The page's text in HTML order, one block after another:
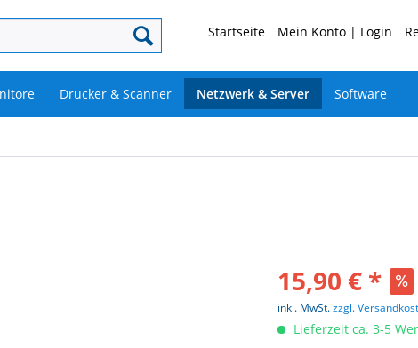
Startseite Mein Konto | Login
Drucker & Scanner Netzwerk & Server Software
15,90 € *
inkl. MwSt.zzgl.
Lieferzeit ca. 3-5